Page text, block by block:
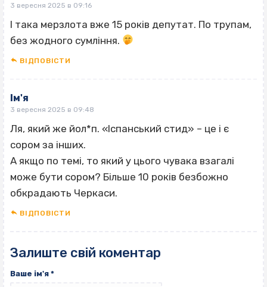
3 вересня 2025 в 09:16
І така мерзлота вже 15 років депутат. По трупам,
без жодного сумління.
ВІДПОВІCТИ
Ім'я
3 вересня 2025 в 09:48
Ля, який же йол*п. «Іспанський стид» – це і є
сором за інших.
А якщо по темі, то який у цього чувака взагалі
може бути сором? Більше 10 років безбожно
обкрадають Черкаси.
ВІДПОВІCТИ
Залиште свій коментар
Ваше ім'я *